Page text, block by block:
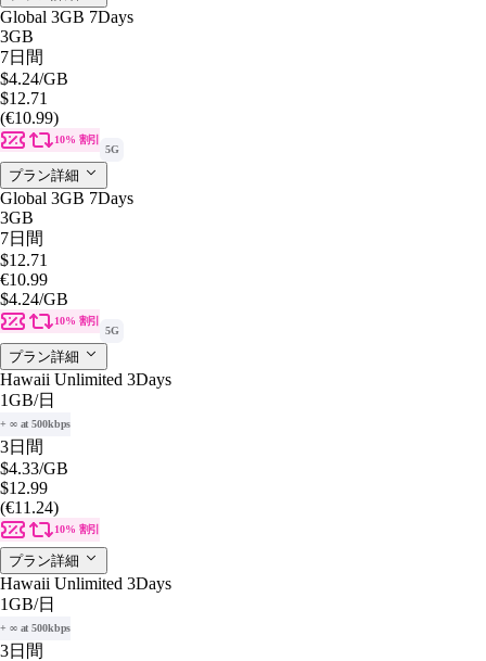
Global 3GB 7Days
3GB
7日間
$4.24/GB
$12.71
(€10.99)
10% 割引
5G
プラン詳細
Global 3GB 7Days
3GB
7日間
$12.71
€10.99
$4.24/GB
10% 割引
5G
プラン詳細
Hawaii Unlimited 3Days
1GB/日
+ ∞ at 500kbps
3日間
$4.33/GB
$12.99
(€11.24)
10% 割引
プラン詳細
Hawaii Unlimited 3Days
1GB/日
+ ∞ at 500kbps
3日間